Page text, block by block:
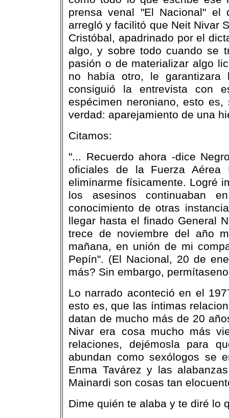
prensa venal "El Nacional"
arregló y facilitó que Neit Nivar
Cristóbal, apadrinado por el
algo, y sobre todo cuando se
pasión o de materializar algo
no había otro, le
consiguió la entrevista con
espécimen neroniano, esto
verdad: aparejamiento de una
Citamos:
"... Recuerdo ahora -dice
oficiales de la Fuerza Aérea
eliminarme físicamente. Logré
los asesinos continuaban
conocimiento de otras
llegar hasta el finado General
trece de noviembre del año
mañana, en unión de mi
Pepín". (El Nacional, 20 de
más? Sin embargo,
Lo narrado aconteció en el
esto es, que las íntimas
datan de mucho más de 20
Nivar era cosa mucho más
relaciones, dejémosla para
abundan como sexólogos se
Enma Tavárez y las
Mainardi son cosas tan
Dime quién te alaba y te diré lo